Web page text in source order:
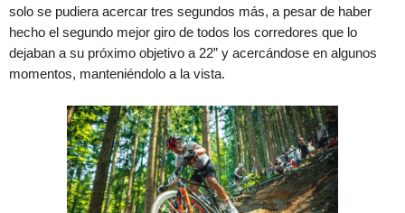
solo se pudiera acercar tres segundos más, a pesar de haber
hecho el segundo mejor giro de todos los corredores que lo
dejaban a su próximo objetivo a 22” y acercándose en algunos
momentos, manteniéndolo a la vista.